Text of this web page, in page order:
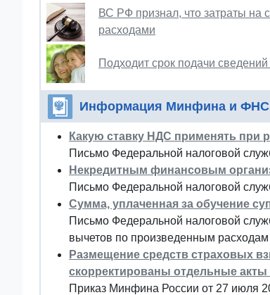
ВС РФ признал, что затраты на
расходами
Подходит срок подачи
Информация Минфина и ФНС
Какую ставку НДС применять при
Письмо Федеральной налоговой
Некредитным финансовым
Письмо Федеральной налоговой
Сумма, уплаченная за обучение
Письмо Федеральной налоговой
вычетов по произведенным расходам
Размещение средств страховых
скорректированы отдельные
Приказ Минфина России от 27 июля